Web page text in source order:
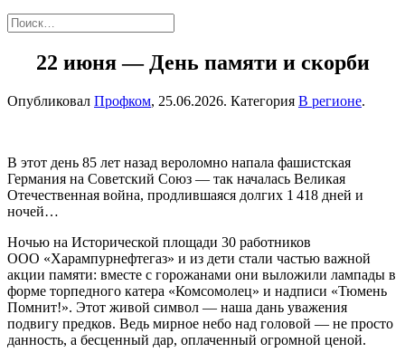
22 июня — День памяти и скорби
Опубликовал Профком, 25.06.2026. Категория В регионе.
В этот день 85 лет назад вероломно напала фашистская
Германия на Советский Союз — так началась Великая
Отечественная война, продлившаяся долгих 1 418 дней и
ночей…
Ночью на Исторической площади 30 работников
ООО «Харампурнефтегаз» и из дети стали частью важной
акции памяти: вместе с горожанами они выложили лампады в
форме торпедного катера «Комсомолец» и надписи «Тюмень
Помнит!». Этот живой символ — наша дань уважения
подвигу предков. Ведь мирное небо над головой — не просто
данность, а бесценный дар, оплаченный огромной ценой.